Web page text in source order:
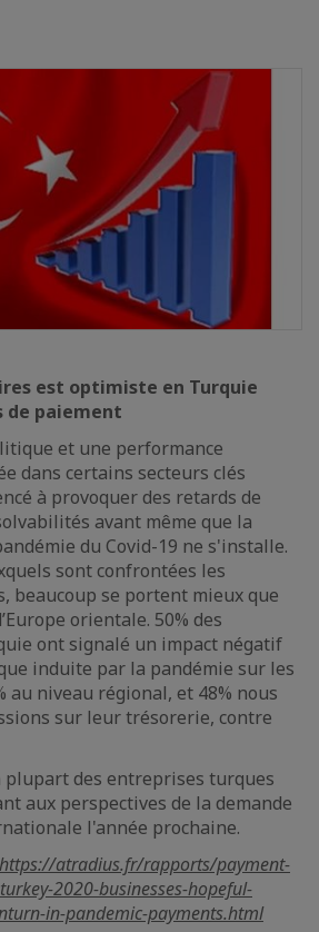
est optimiste en Turquie
de paiement
et une performance
dans certains secteurs clés
à provoquer des retards de
avant même que la
du Covid-19 ne s'installe.
sont confrontées les
beaucoup se portent mieux que
orientale. 50% des
ont signalé un impact négatif
induite par la pandémie sur les
au niveau régional, et 48% nous
sur leur trésorerie, contre
plupart des entreprises turques
aux perspectives de la demande
l'année prochaine.
https://atradius.fr/rapports/payment-
2020-businesses-hopeful-
in-pandemic-payments.html